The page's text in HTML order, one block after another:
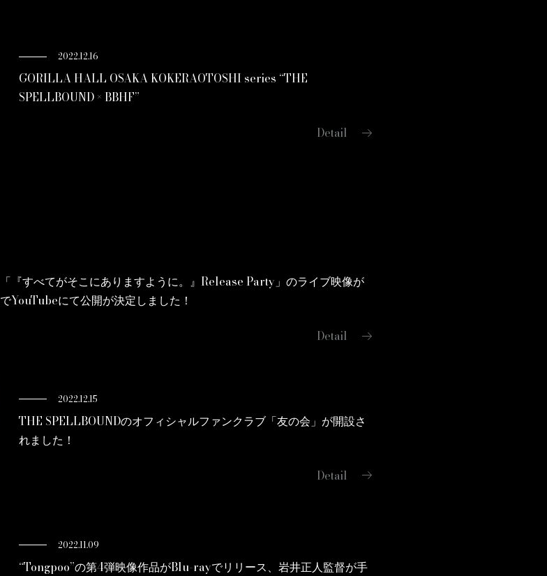
2022.12.16
GORILLA HALL OSAKA KOKERAOTOSHI series “THE
SPELLBOUND × BBHF”
Detail arrow_right_alt
『すべてがそこにありますように。』Release Party」のライブ映像が
YouTubeにて公開が決定しました！
Detail arrow_right_alt
2022.12.15
THE SPELLBOUNDのオフィシャルファンクラブ「友の会」が開設さ
れました！
Detail arrow_right_alt
2022.11.09
“Tongpoo”の第4弾映像作品がBlu-rayでリリース、岩井正人監督が手